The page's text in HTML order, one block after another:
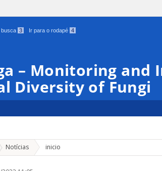
busca 3 Ir para o rodapé 4
– Monitoring and
Diversity of Fungi
Notícias inicio